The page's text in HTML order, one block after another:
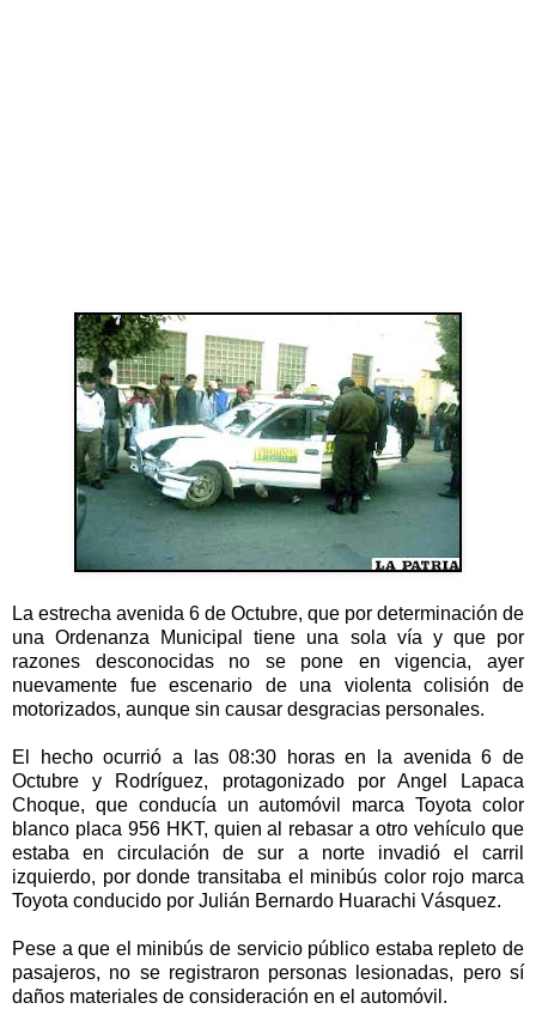
La estrecha avenida 6 de Octubre, que por determinación de
una Ordenanza Municipal tiene una sola vía y que por
razones desconocidas no se pone en vigencia, ayer
nuevamente fue escenario de una violenta colisión de
motorizados, aunque sin causar desgracias personales.
El hecho ocurrió a las 08:30 horas en la avenida 6 de
Octubre y Rodríguez, protagonizado por Angel Lapaca
Choque, que conducía un automóvil marca Toyota color
blanco placa 956 HKT, quien al rebasar a otro vehículo que
estaba en circulación de sur a norte invadió el carril
izquierdo, por donde transitaba el minibús color rojo marca
Toyota conducido por Julián Bernardo Huarachi Vásquez.
Pese a que el minibús de servicio público estaba repleto de
pasajeros, no se registraron personas lesionadas, pero sí
daños materiales de consideración en el automóvil.